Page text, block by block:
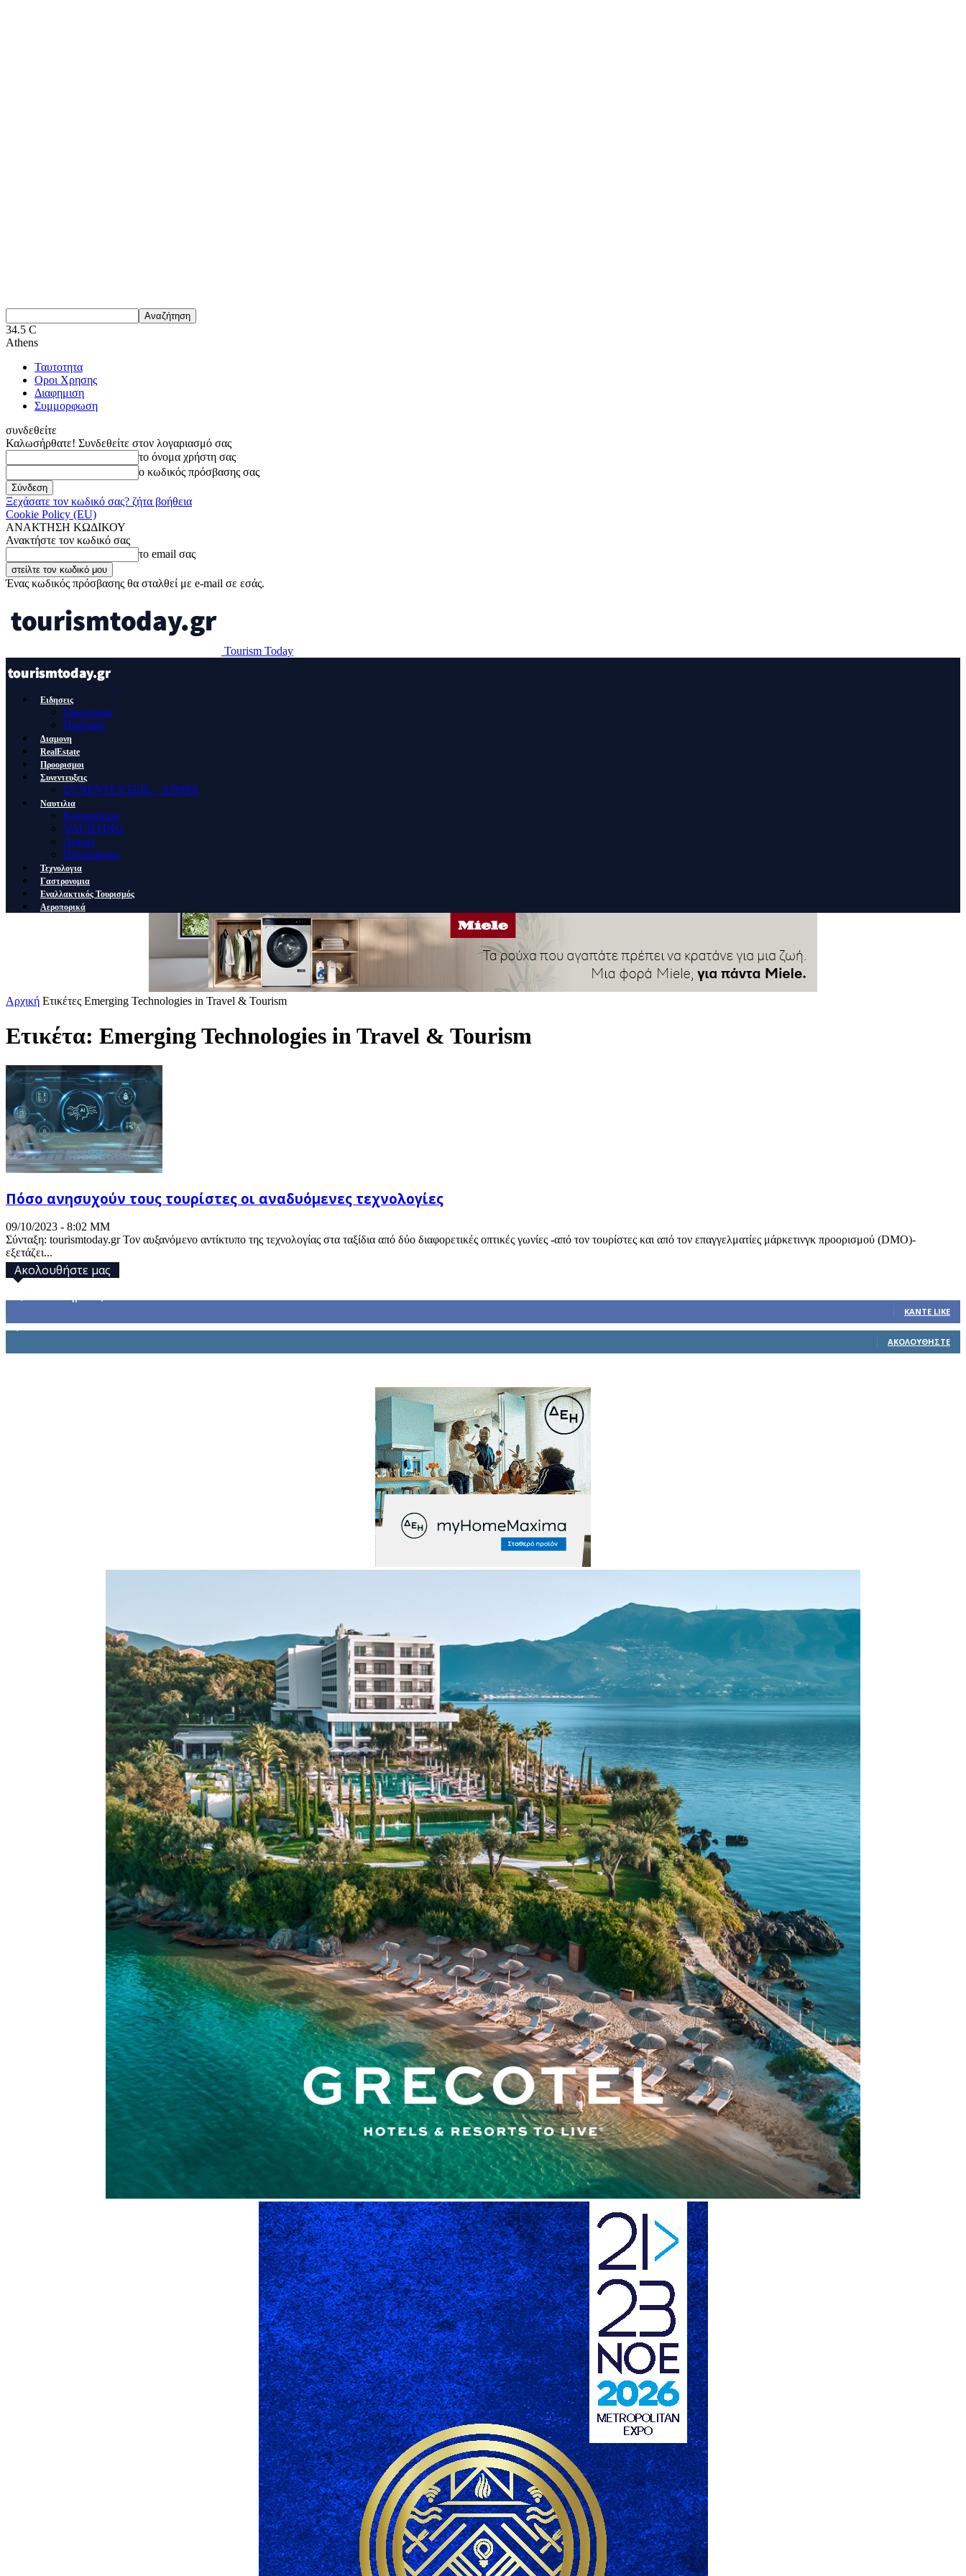
34.5 C
Athens
Ταυτοτητα
Οροι Χρησης
Διαφημιση
Συμμορφωση
συνδεθείτε
Καλωσήρθατε! Συνδεθείτε στον λογαριασμό σας
το όνομα χρήστη σας
ο κωδικός πρόσβασης σας
Ξεχάσατε τον κωδικό σας? ζήτα βοήθεια
Cookie Policy (EU)
ΑΝΑΚΤΗΣΗ ΚΩΔΙΚΟΥ
Ανακτήστε τον κωδικό σας
το email σας
Ένας κωδικός πρόσβασης θα σταλθεί με e-mail σε εσάς.
Tourism Today
Ειδησεις
Οικονομια
Πολιτικη
Διαμονη
RealEstate
Προορισμοι
Συνεντευξεις
ΣΥΝΕΝΤΕΥΞΕΙΣ – ΑΡΘΡΑ
Ναυτιλια
Κρουαζιερα
YACHTING
Λιμανι
Ποντοπορος
Τεχνολογια
Γαστρονομια
Εναλλακτικός Τουρισμός
Αεροπορικά
Αρχική Ετικέτες Emerging Technologies in Travel & Tourism
Ετικέτα: Emerging Technologies in Travel & Tourism
Πόσο ανησυχούν τους τουρίστες οι αναδυόμενες τεχνολογίες
09/10/2023 - 8:02 ΜΜ
Σύνταξη: tourismtoday.gr Τον αυξανόμενο αντίκτυπο της τεχνολογίας στα ταξίδια από δύο διαφορετικές οπτικές γωνίες -από τον τουρίστες και από τον επαγγελματίες μάρκετινγκ προορισμού (DMO)-
εξετάζει...
Ακολουθήστε μας
ΚΆΝΤΕ LIKE
ΑΚΟΛΟΥΘΉΣΤΕ